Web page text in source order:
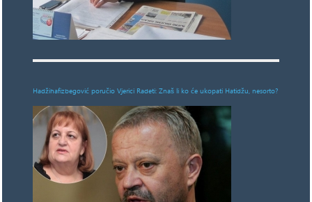
Hadžihafizbegović poručio Vjerici Radeti: Znaš li ko će ukopati Hatidžu, nesorto?